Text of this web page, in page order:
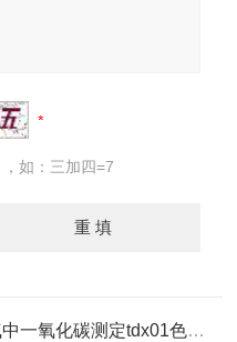
如：三加四=7
氧化碳测定tdx01色谱柱